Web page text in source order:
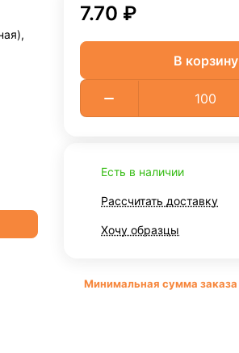
7.70 ₽
В корзину
Есть в наличии
Рассчитать доставку
Хочу образцы
Минимальная сумма заказа